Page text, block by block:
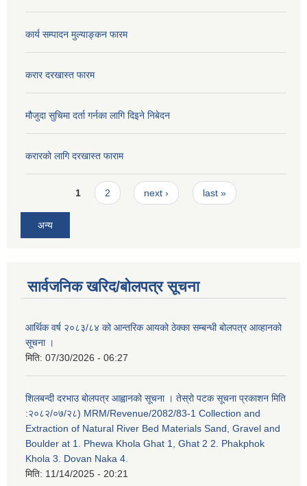
कार्य सम्पादन मुल्याङ्कन फारम
करार दरखास्त फारम
मौजुदा सुचिमा दर्ता गर्नका लागि दिइने निबेदन
करारको लागि दरखास्त फाराम
Pages1 2 next › last »
अन्य
सार्वजनिक खरिद/बोलपत्र सूचना
आर्थिक वर्ष २०८३/८४ को आन्तरिक आयको ठेक्का सम्बन्धी बोलपत्र आव्हानको
सूचना ।
मिति: 07/30/2026 - 06:27
शिलबन्दी दरभाउ बोलपत्र आह्वानको सूचना । तेस्रो पटक सूचना प्रकाशन मिति
:२०८२/०७/२८) MRM/Revenue/2082/83-1 Collection and
Extraction of Natural River Bed Materials Sand, Gravel and
Boulder at 1. Phewa Khola Ghat 1, Ghat 2 2. Phakphok
Khola 3. Dovan Naka 4.
मिति: 11/14/2025 - 20:21